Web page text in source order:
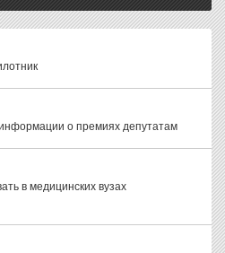
о премиях депутатам
в медицинских вузах